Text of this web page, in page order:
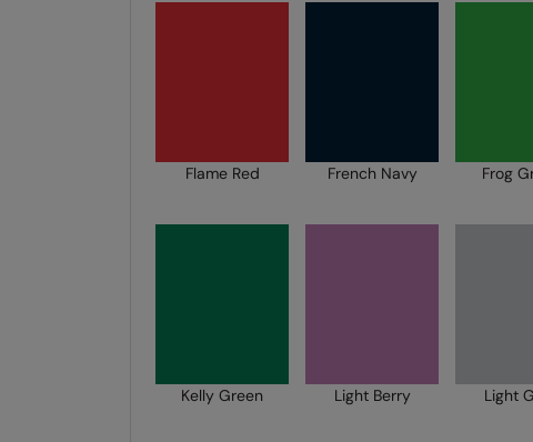
Flame Red French Navy Frog
Kelly Green Light Berry Light